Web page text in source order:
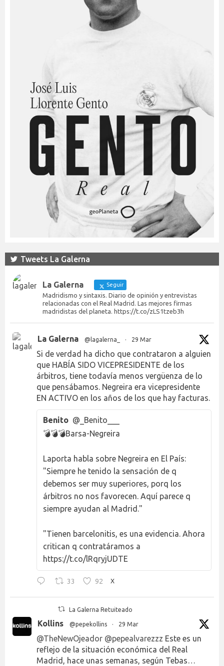
Tweets La Galerna
La Galerna Seguir
Madridismo y sintaxis. Diario de opinión y entrevistas
relacionadas con el Real Madrid. Las mejores firmas
madridistas del planeta. https://t.co/zLS1tzeb3h
La Galerna @lagalerna_ · 29 Mar
Si de verdad ha dicho que contrataron a alguien
que HABÍA SIDO VICEPRESIDENTE de los
árbitros, tiene todavía menos vergüenza de lo
que pensábamos. Negreira era vicepresidente
EN ACTIVO en los años de los que hay facturas.
Benito @_Benito___
💣💣💣Barsa-Negreira
Laporta habla sobre Negreira en El País:
"Siempre he tenido la sensación de q
debemos ser muy superiores, porq los
árbitros no nos favorecen. Aquí parece q
siempre ayudan al Madrid."
"Tienen barcelonitis, es una evidencia. Ahora
critican q contratáramos a
https://t.co/lRqryjUDTE
33 92 X
La Galerna Retuiteado
Kollins @pepekollins · 29 Mar
@TheNewOjeador @pepealvarezzz Este es un
reflejo de la situación económica del Real
Madrid, hace unas semanas, según Tebas…